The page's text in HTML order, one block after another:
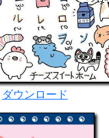
ダウンロード